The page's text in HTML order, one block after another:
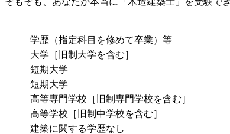
学歴（指定科目を修めて卒業）等
大学［旧制大学を含む］
短期大学
短期大学
高等専門学校［旧制専門学校を含む］
高等学校［旧制中学校を含む］
建築に関する学歴なし